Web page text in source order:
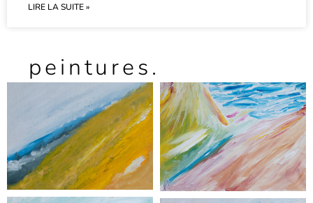
LIRE LA SUITE »
peintures.